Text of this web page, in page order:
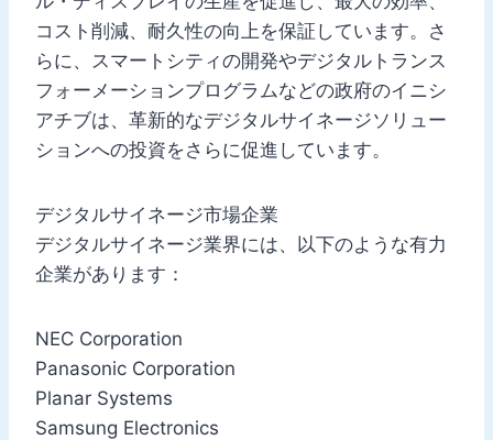
コスト削減、耐久性の向上を保証しています。さ
らに、スマートシティの開発やデジタルトランス
フォーメーションプログラムなどの政府のイニシ
アチブは、革新的なデジタルサイネージソリュー
ションへの投資をさらに促進しています。
デジタルサイネージ市場企業
デジタルサイネージ業界には、以下のような有力
企業があります：
NEC Corporation
Panasonic Corporation
Planar Systems
Samsung Electronics